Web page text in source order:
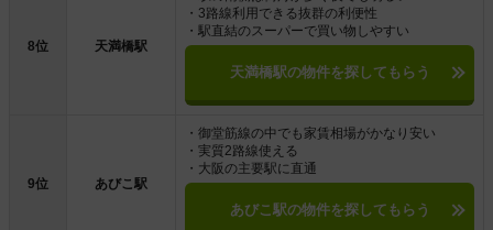
8位 天満橋駅
・3路線利用できる抜群の利便性
・駅直結のスーパーで買い物しやすい
天満橋駅の物件を探してもらう
9位 あびこ駅
・御堂筋線の中でも家賃相場がかなり安い
・実質2路線使える
・大阪の主要駅に直通
あびこ駅の物件を探してもらう